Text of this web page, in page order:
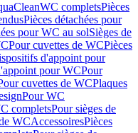
WC completsPièces
Pièces détachées pour
pour WC au solSièges de
Pour cuvettes de WCPièces
d'appoint pour
pour WCPour
cuvettes de WCPlaques
Pour WC
completsPour sièges de
WCAccessoiresPièces